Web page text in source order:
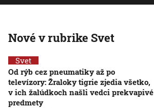
Nové v rubrike Svet
Svet
Od rýb cez pneumatiky až po
televízory: Žraloky tigrie zjedia všetko,
v ich žalúdkoch našli vedci prekvapivé
predmety